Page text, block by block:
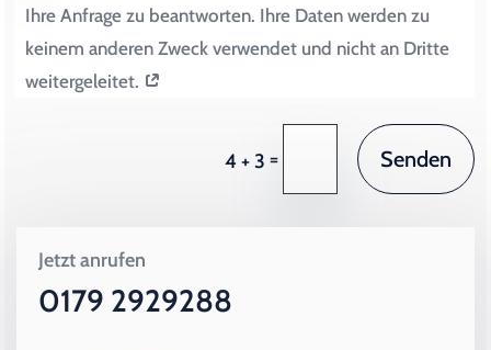
Ihre Anfrage zu beantworten. Ihre Daten werden zu
keinem anderen Zweck verwendet und nicht an Dritte
weitergeleitet.
4 + 3 = Senden
Jetzt anrufen
0179 2929288